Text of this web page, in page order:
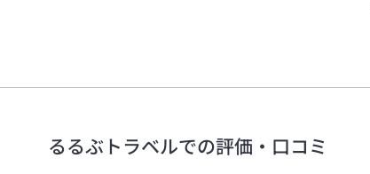
るるぶトラベルでの評価・口コミ